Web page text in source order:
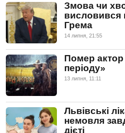
Змова чи
висловився
Грема
14 липня, 21:55
Помер
періоду»
13 липня, 11:11
Львівські
немовля
дієті